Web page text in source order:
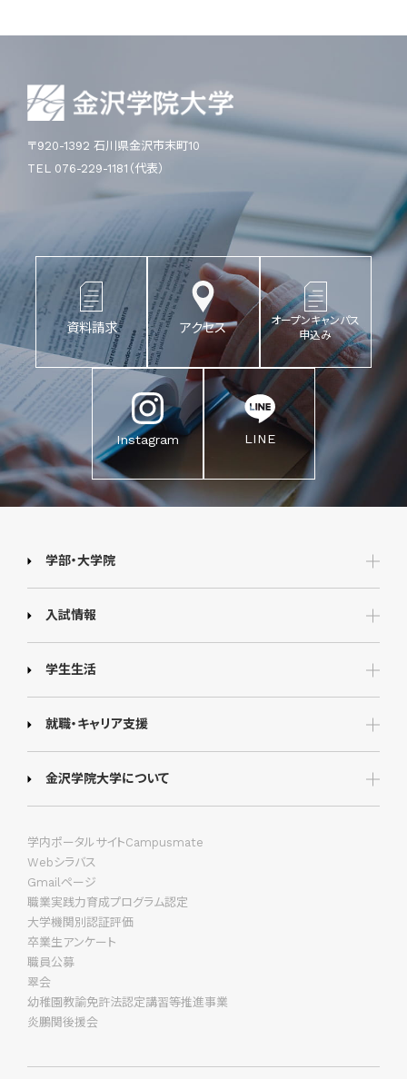
〒920-1392 石川県金沢市末町10
TEL 076-229-1181（代表）
資料請求 アクセス
オープンキャンパス
申込み
Instagram LINE
学部・大学院
入試情報
学生生活
就職・キャリア支援
金沢学院大学について
学内ポータルサイトCampusmate
Webシラバス
Gmailページ
職業実践力育成プログラム認定
大学機関別認証評価
卒業生アンケート
職員公募
翠会
幼稚園教諭免許法認定講習等推進事業
炎鵬関後援会